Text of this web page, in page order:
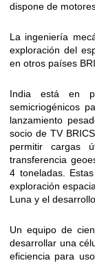
dispone de
La ingeniería
exploración del
en otros países
India está en
semicriogénicos
lanzamiento
socio de TV
permitir cargas
transferencia
4 toneladas.
exploración
Luna y el
Un equipo de
desarrollar una
eficiencia para